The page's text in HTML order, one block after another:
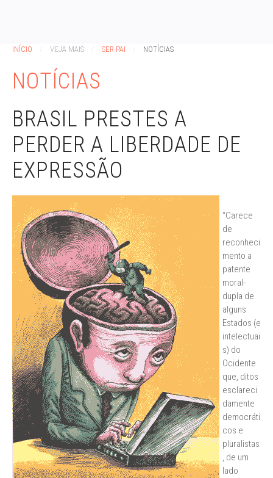
INÍCIO VEJA MAIS SER PAI NOTÍCIAS
NOTÍCIAS
BRASIL PRESTES A
PERDER A LIBERDADE DE
EXPRESSÃO
“Carece
de
reconheci
mento a
patente
moral-
dupla de
alguns
Estados (e
intelectuai
s) do
Ocidente
que, ditos
esclareci
damente
democráti
cos e
pluralistas
, de um
lado